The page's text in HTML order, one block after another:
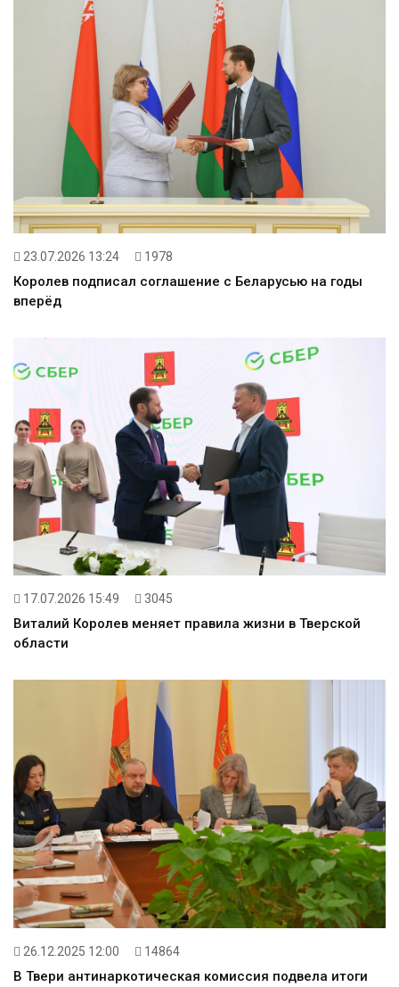
23.07.2026 13:24 1978
Королев подписал соглашение с Беларусью на годы
вперёд
17.07.2026 15:49 3045
Виталий Королев меняет правила жизни в Тверской
области
26.12.2025 12:00 14864
В Твери антинаркотическая комиссия подвела итоги